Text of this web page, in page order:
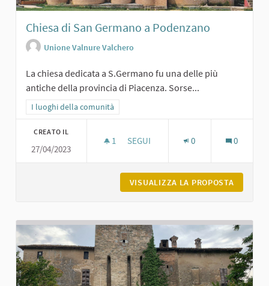
Chiesa di San Germano a Podenzano
Unione Valnure Valchero
La chiesa dedicata a S.Germano fu una delle più
antiche della provincia di Piacenza. Sorse...
Filtra i risultati per categoria: I luoghi della comunità
I luoghi della comunità
CREATO IL
27/04/2023
1 1 SOSTENITORI
SEGUI 0 0
VISUALIZZA LA PROPOSTA